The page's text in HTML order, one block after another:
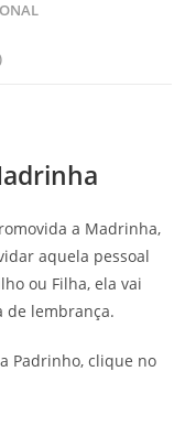
a Madrinha,
aquela pessoal
ou Filha, ela vai
de lembrança.
Padrinho, clique no